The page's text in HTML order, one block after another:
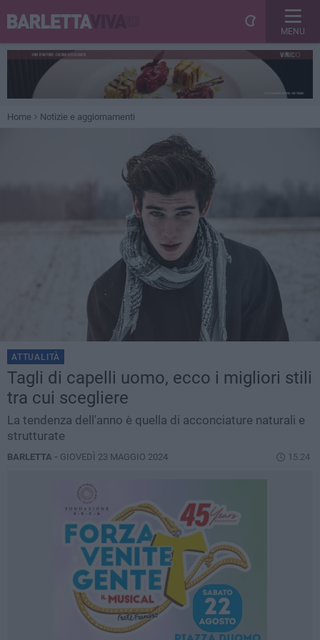
MENU
Home Notizie e aggiornamenti
ATTUALITÀ
Tagli di capelli uomo, ecco i migliori stili
tra cui scegliere
La tendenza dell'anno è quella di acconciature naturali e
strutturate
BARLETTA - GIOVEDÌ 23 MAGGIO 2024 15.24